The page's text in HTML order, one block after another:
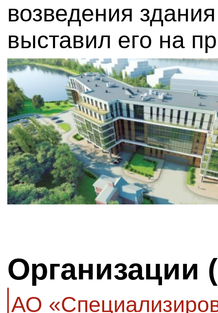
возведения
выставил его на
Организации
АО